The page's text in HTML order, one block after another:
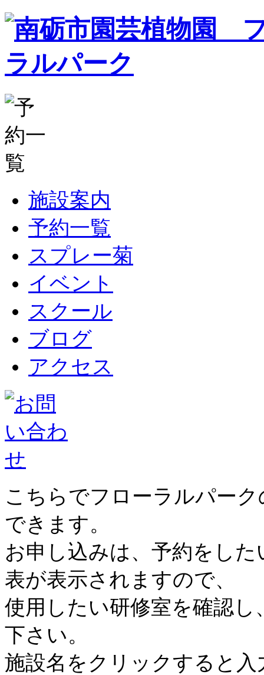
施設案内
予約一覧
スプレー菊
イベント
スクール
ブログ
アクセス
こちらでフローラルパー
できます。
お申し込みは、予約をし
表が表示されますので、
使用したい研修室を確認
下さい。
施設名をクリックすると